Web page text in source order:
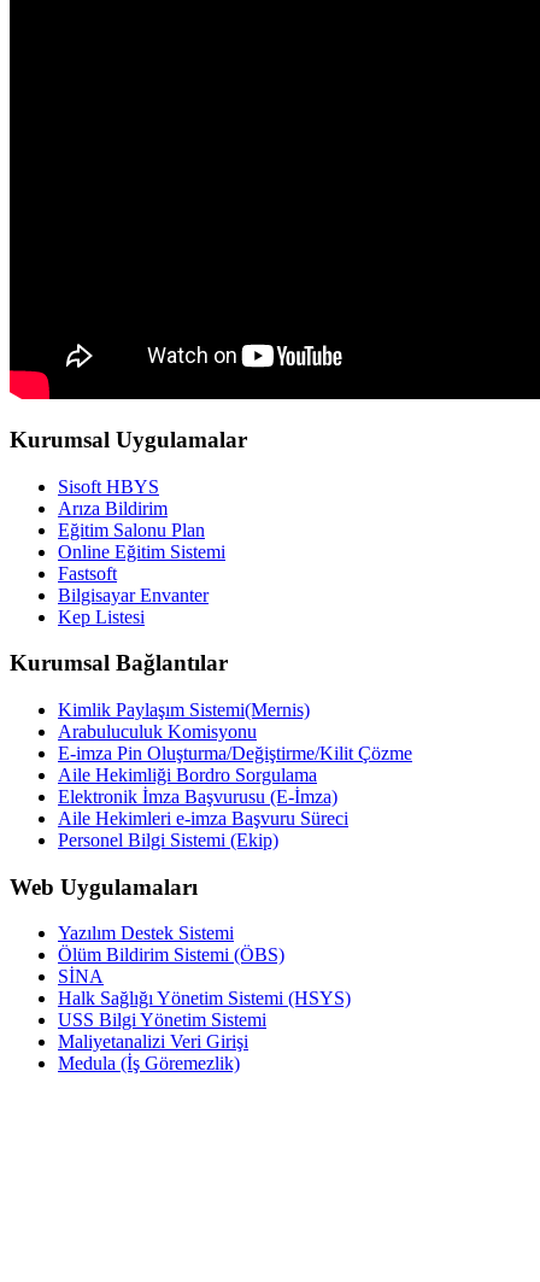
Kurumsal Uygulamalar
Sisoft HBYS
Arıza Bildirim
Eğitim Salonu Plan
Online Eğitim Sistemi
Fastsoft
Bilgisayar Envanter
Kep Listesi
Kurumsal Bağlantılar
Kimlik Paylaşım Sistemi(Mernis)
Arabuluculuk Komisyonu
E-imza Pin Oluşturma/Değiştirme/Kilit Çözme
Aile Hekimliği Bordro Sorgulama
Elektronik İmza Başvurusu (E-İmza)
Aile Hekimleri e-imza Başvuru Süreci
Personel Bilgi Sistemi (Ekip)
Web Uygulamaları
Yazılım Destek Sistemi
Ölüm Bildirim Sistemi (ÖBS)
SİNA
Halk Sağlığı Yönetim Sistemi (HSYS)
USS Bilgi Yönetim Sistemi
Maliyetanalizi Veri Girişi
Medula (İş Göremezlik)